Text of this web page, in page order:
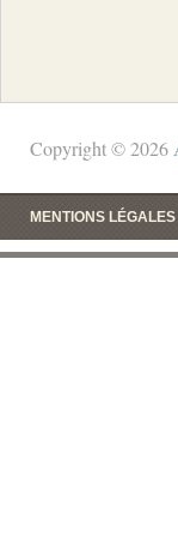
Copyright © 2026
MENTIONS LÉGALES